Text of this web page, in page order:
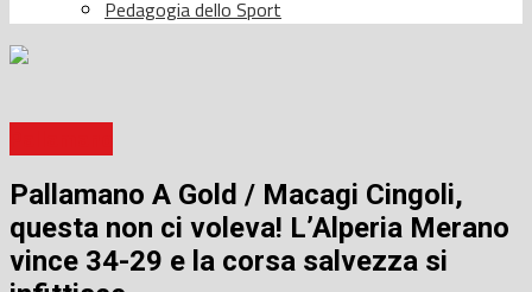
Pedagogia dello Sport
Pallamano A Gold / Macagi Cingoli,
questa non ci voleva! L’Alperia Merano
vince 34-29 e la corsa salvezza si